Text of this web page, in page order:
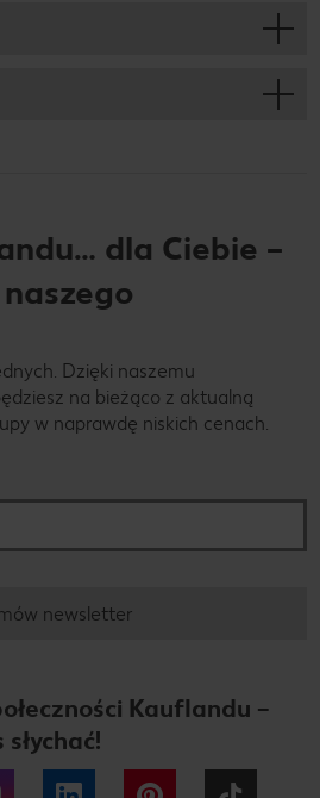
dla Ciebie –
Dzięki naszemu
na bieżąco z aktualną
w naprawdę niskich cenach.
newsletter
Kauflandu –